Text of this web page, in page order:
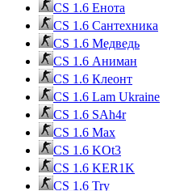
CS 1.6 Енота
CS 1.6 Сантехника
CS 1.6 Медведь
CS 1.6 Аниман
CS 1.6 Клеонт
CS 1.6 Lam Ukraine
CS 1.6 SAh4r
CS 1.6 Max
CS 1.6 KOt3
CS 1.6 KER1K
CS 1.6 Try